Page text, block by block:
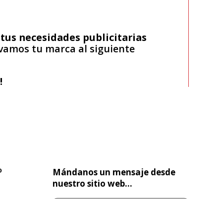
necesidades publicitarias
tu marca al siguiente
Mándanos un mensaje desde
nuestro sitio web…